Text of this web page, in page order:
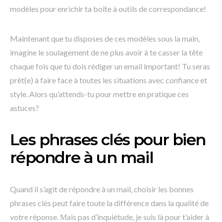
modèles pour enrichir ta boîte à outils de correspondance!
Maintenant que tu disposes de ces modèles sous la main,
imagine le soulagement de ne plus avoir à te casser la tête
chaque fois que tu dois rédiger un email important! Tu seras
prêt(e) à faire face à toutes les situations avec confiance et
style. Alors qu’attends-tu pour mettre en pratique ces
astuces?
Les phrases clés pour bien
répondre à un mail
Quand il s’agit de répondre à un mail, choisir les bonnes
phrases clés peut faire toute la différence dans la qualité de
votre réponse. Мais pas d’inquiétude, je suis là pour t’aider à